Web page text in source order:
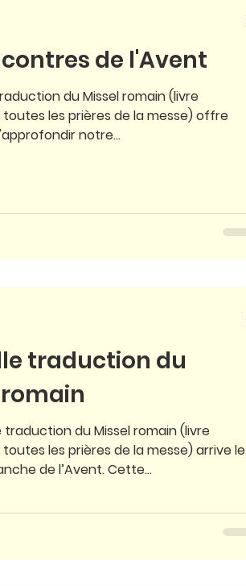
de l'Avent
du Missel romain (livre
les prières de la messe) offre
notre...
traduction du
traduction du Missel romain (livre
les prières de la messe) arrive le
de l’Avent. Cette...